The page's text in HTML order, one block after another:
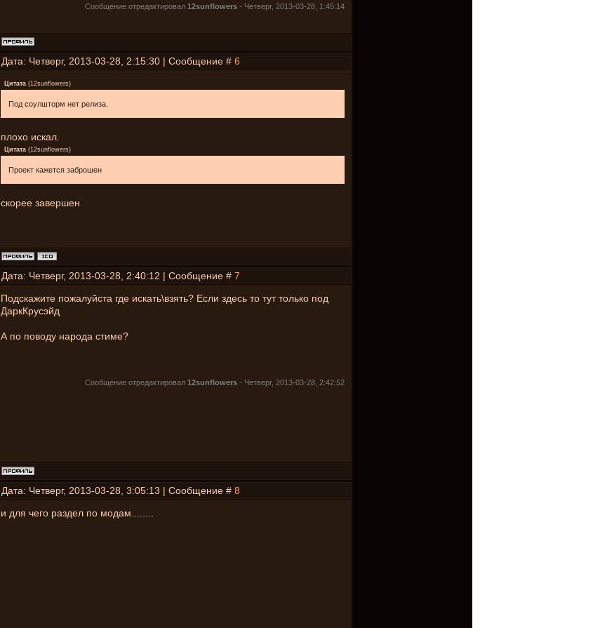
Сообщение отредактировал 12sunflowers - Четверг, 2013-03-28, 1:45:14
Дата: Четверг, 2013-03-28, 2:15:30 | Сообщение # 6
Цитата (12sunflowers)
Под соулшторм нет релиза.
плохо искал.
Цитата (12sunflowers)
Проект кажется заброшен
скорее завершен
Дата: Четверг, 2013-03-28, 2:40:12 | Сообщение # 7
Подскажите пожалуйста где искать\взять? Если здесь то тут только под
ДаркКрусэйд
А по поводу народа стиме?
Сообщение отредактировал 12sunflowers - Четверг, 2013-03-28, 2:42:52
Дата: Четверг, 2013-03-28, 3:05:13 | Сообщение # 8
и для чего раздел по модам........